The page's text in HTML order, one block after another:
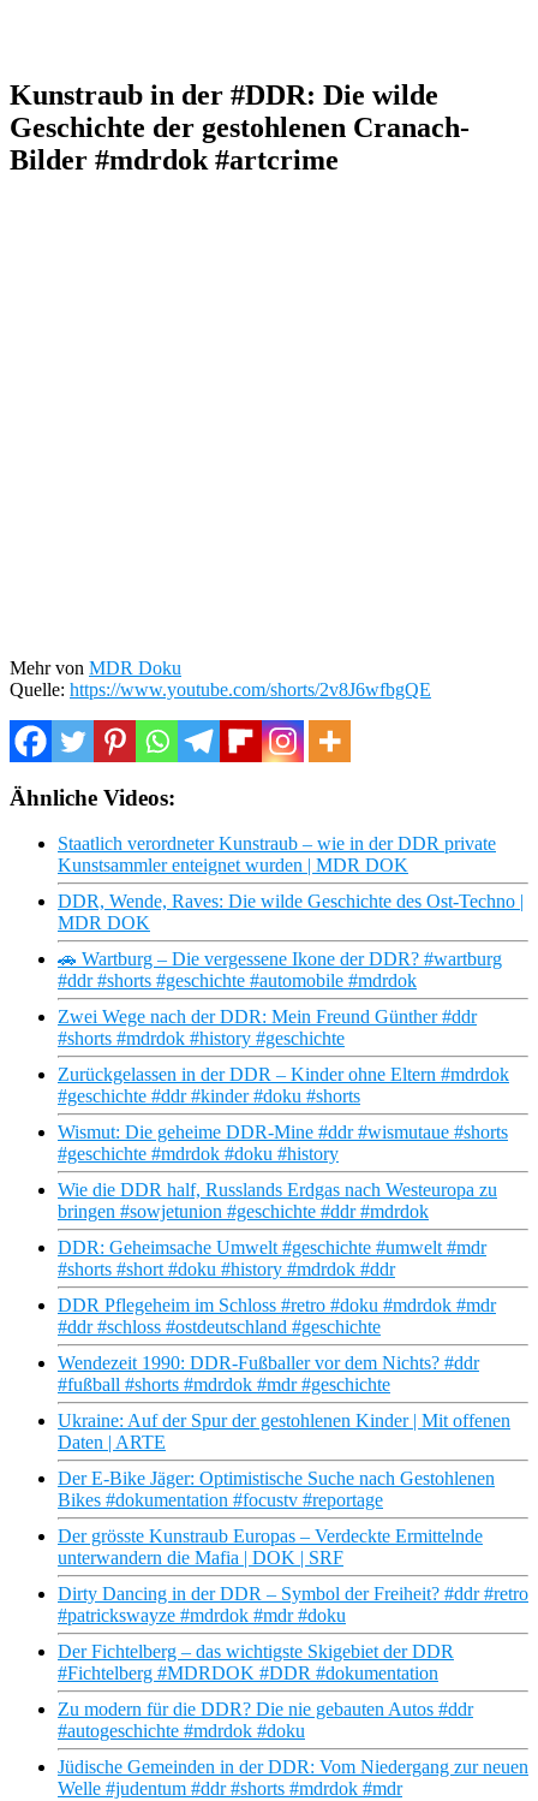
Kunstraub in der #DDR: Die wilde
Geschichte der gestohlenen Cranach-
Bilder #mdrdok #artcrime
Mehr von MDR Doku
Quelle: https://www.youtube.com/shorts/2v8J6wfbgQE
Ähnliche Videos:
Staatlich verordneter Kunstraub – wie in der DDR private
Kunstsammler enteignet wurden | MDR DOK
DDR, Wende, Raves: Die wilde Geschichte des Ost-Techno |
MDR DOK
🚗 Wartburg – Die vergessene Ikone der DDR? #wartburg
#ddr #shorts #geschichte #automobile #mdrdok
Zwei Wege nach der DDR: Mein Freund Günther #ddr
#shorts #mdrdok #history #geschichte
Zurückgelassen in der DDR – Kinder ohne Eltern #mdrdok
#geschichte #ddr #kinder #doku #shorts
Wismut: Die geheime DDR-Mine #ddr #wismutaue #shorts
#geschichte #mdrdok #doku #history
Wie die DDR half, Russlands Erdgas nach Westeuropa zu
bringen #sowjetunion #geschichte #ddr #mdrdok
DDR: Geheimsache Umwelt #geschichte #umwelt #mdr
#shorts #short #doku #history #mdrdok #ddr
DDR Pflegeheim im Schloss #retro #doku #mdrdok #mdr
#ddr #schloss #ostdeutschland #geschichte
Wendezeit 1990: DDR-Fußballer vor dem Nichts? #ddr
#fußball #shorts #mdrdok #mdr #geschichte
Ukraine: Auf der Spur der gestohlenen Kinder | Mit offenen
Daten | ARTE
Der E-Bike Jäger: Optimistische Suche nach Gestohlenen
Bikes #dokumentation #focustv #reportage
Der grösste Kunstraub Europas – Verdeckte Ermittelnde
unterwandern die Mafia | DOK | SRF
Dirty Dancing in der DDR – Symbol der Freiheit? #ddr #retro
#patrickswayze #mdrdok #mdr #doku
Der Fichtelberg – das wichtigste Skigebiet der DDR
#Fichtelberg #MDRDOK #DDR #dokumentation
Zu modern für die DDR? Die nie gebauten Autos #ddr
#autogeschichte #mdrdok #doku
Jüdische Gemeinden in der DDR: Vom Niedergang zur neuen
Welle #judentum #ddr #shorts #mdrdok #mdr